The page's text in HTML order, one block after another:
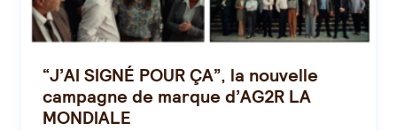
“J’AI SIGNÉ POUR ÇA”, la nouvelle
campagne de marque d’AG2R LA
MONDIALE